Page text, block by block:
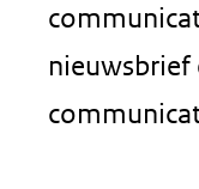
nieuwsbrief